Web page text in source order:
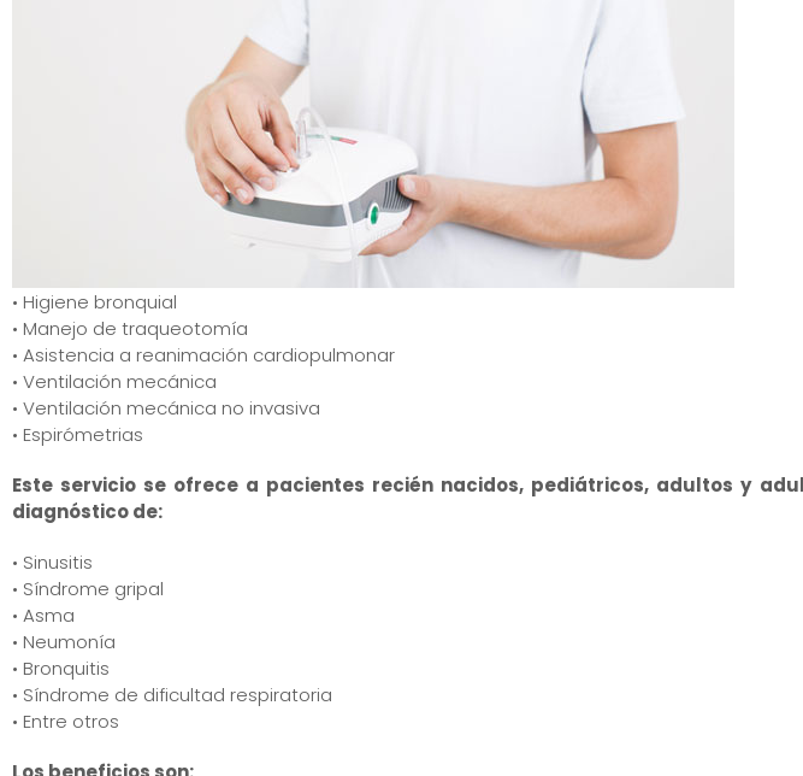
• Higiene bronquial
• Manejo de traqueotomía
• Asistencia a reanimación cardiopulmonar
• Ventilación mecánica
• Ventilación mecánica no invasiva
• Espirómetrias
Este servicio se ofrece a pacientes recién nacidos, pediátricos, adultos y
diagnóstico de:
• Sinusitis
• Síndrome gripal
• Asma
• Neumonía
• Bronquitis
• Síndrome de dificultad respiratoria
• Entre otros